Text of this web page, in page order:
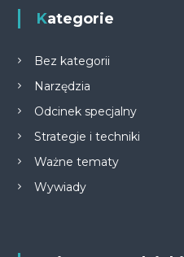
Kategorie
Bez kategorii
Narzędzia
Odcinek specjalny
Strategie i techniki
Ważne tematy
Wywiady